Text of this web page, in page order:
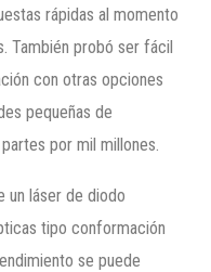
rápidas al momento
También probó ser fácil
con otras opciones
pequeñas de
por mil millones.
un láser de diodo
tipo conformación
se puede